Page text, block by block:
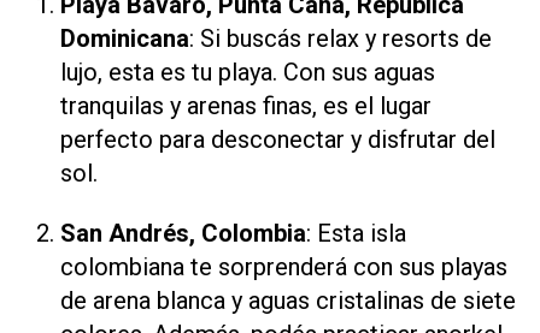
Dominicana: Si buscás relax y resorts de
lujo, esta es tu playa. Con sus aguas
tranquilas y arenas finas, es el lugar
perfecto para desconectar y disfrutar del
sol.
San Andrés, Colombia: Esta isla
colombiana te sorprenderá con sus playas
de arena blanca y aguas cristalinas de siete